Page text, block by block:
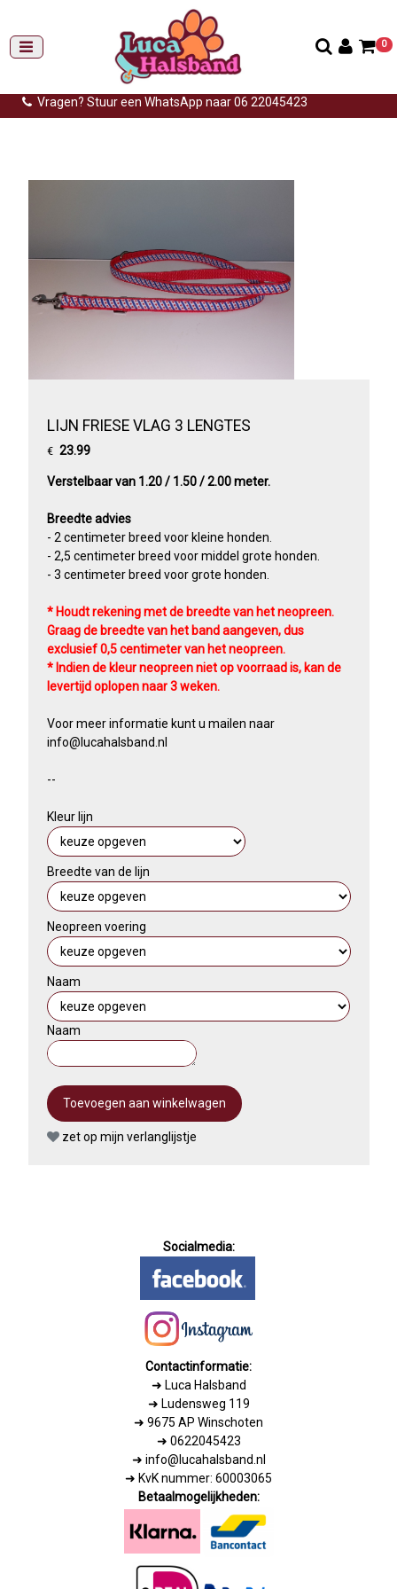
Gemiddelde levertijd: 3 tot 14 werkdagen
Gratis verzending (NL) vanaf €99,-
Vragen? Stuur een WhatsApp naar 06 22045423
0
LIJN FRIESE VLAG 3 LENGTES
€ 23.99
Verstelbaar van 1.20 / 1.50 / 2.00 meter.
Breedte advies
- 2 centimeter breed voor kleine honden.
- 2,5 centimeter breed voor middel grote honden.
- 3 centimeter breed voor grote honden.
* Houdt rekening met de breedte van het neopreen.
Graag de breedte van het band aangeven, dus
exclusief 0,5 centimeter van het neopreen.
* Indien de kleur neopreen niet op voorraad is, kan de
levertijd oplopen naar 3 weken.
Voor meer informatie kunt u mailen naar
info@lucahalsband.nl
​--
Kleur lijn
Breedte van de lijn
Neopreen voering
Naam
Naam
zet op mijn verlanglijstje
Socialmedia:
Contactinformatie:
➜ Luca Halsband
➜ Ludensweg 119
➜ 9675 AP Winschoten
➜ 0622045423
➜ info@lucahalsband.nl
➜ KvK nummer: 60003065
Betaalmogelijkheden: